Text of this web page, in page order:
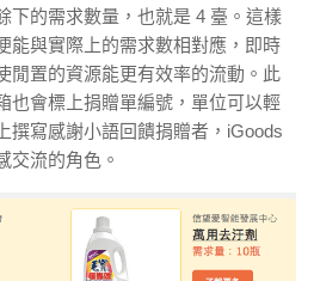
下的需求數量，也就是 4 臺。這樣
能與實際上的需求數相對應，即時
閒置的資源能更有效率的流動。此
也會標上捐贈單編號，單位可以輕
撰寫感謝小語回饋捐贈者，iGoods
交流的角色。